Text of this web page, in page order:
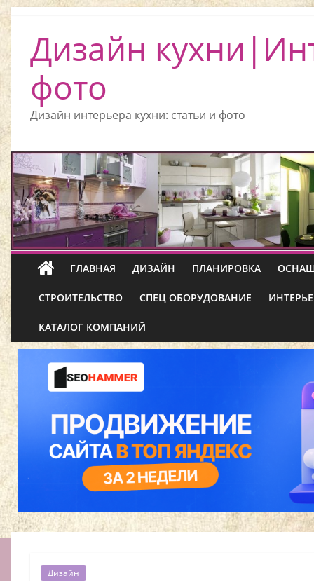
Дизайн
фото
Дизайн интерьера кухни: статьи и фото
ГЛАВНАЯ ДИЗАЙН ПЛАНИРОВКА
СТРОИТЕЛЬСТВО СПЕЦ ОБОРУДОВАНИЕ
КАТАЛОГ КОМПАНИЙ
Дизайн